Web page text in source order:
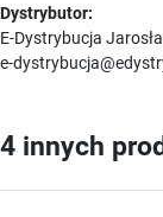
Dystrybutor:
E-Dystrybucja
e-
4 innych